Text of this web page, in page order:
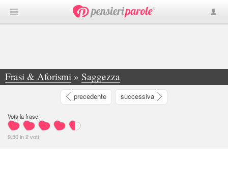
Frasi & Aforismi » Saggezza
»Il tempo è quello che ti sveglia al mattino... - Guido Burza
precedente successiva
Vota la frase:
9.50in2voti